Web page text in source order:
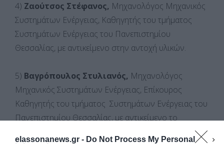
elassonanews.gr - Do Not Process My Personal
4) Ζαούτσος Στέφανος, Μηχανολόγος Μηχανικός
Συστημάτων Ενέργειας, Καθηγητής του τμήματος
Συστημάτων Ενέργειας του Πανεπιστημίου
Θεσσαλίας, με αντικείμενο στην αντοχή υλικών.
5) Βαγρόπουλος Στυλιανός, Μηχανολόγος
Μηχανικός Συστημάτων Ενέργειας, Επίκουρος
Καθηγητής του τμήματος Συστημάτων Ενέργειας του
Πανεπιστημίου Θεσσαλίας, με αντικείμενο το